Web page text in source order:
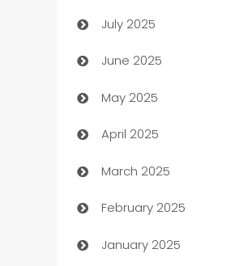
Bath Remodeling
Beauty Salon and
Bicycle Shop
Blinds
Boat Rental Agency
Bookkeeping service
Business
July 2025
June 2025
May 2025
April 2025
March 2025
February 2025
January 2025